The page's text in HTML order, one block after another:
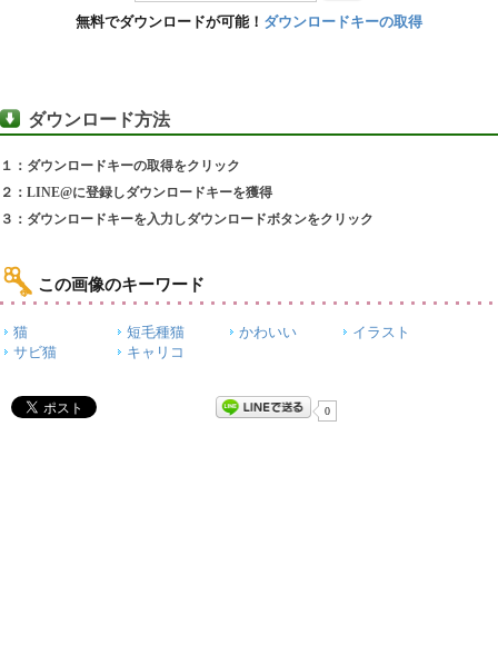
無料でダウンロードが可能！ ダウンロードキーの取得
ダウンロード方法
１：ダウンロードキーの取得をクリック
２：LINE@に登録しダウンロードキーを獲得
３：ダウンロードキーを入力しダウンロードボタンをクリック
この画像のキーワード
猫 短毛種猫 かわいい
イラスト
サビ猫
キャリコ
0